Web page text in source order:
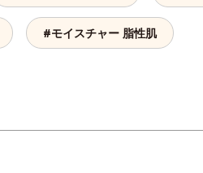
#モイスチャー 脂性肌